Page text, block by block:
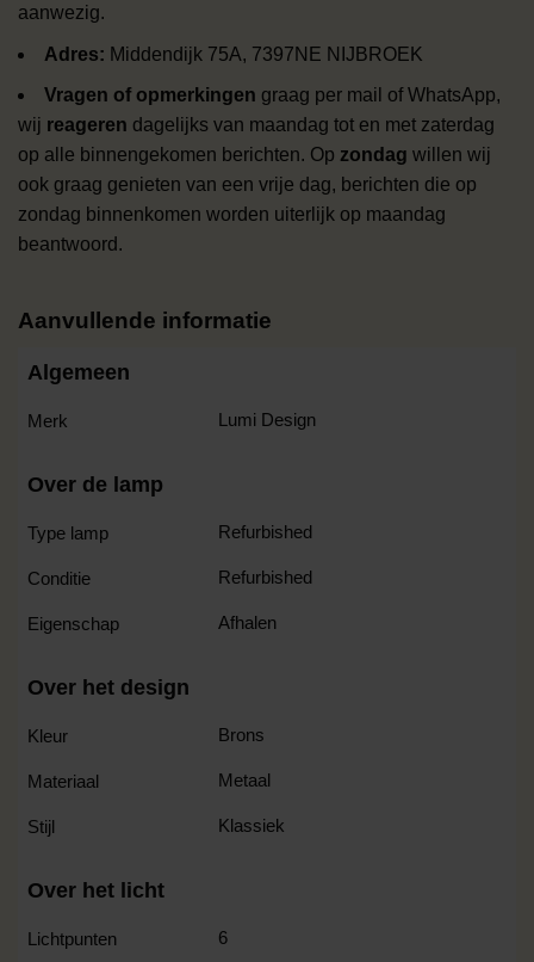
aanwezig.
Adres: Middendijk 75A, 7397NE NIJBROEK
Vragen of opmerkingen graag per mail of WhatsApp,
wij reageren dagelijks van maandag tot en met zaterdag
op alle binnengekomen berichten. Op zondag willen wij
ook graag genieten van een vrije dag, berichten die op
zondag binnenkomen worden uiterlijk op maandag
beantwoord.
Aanvullende informatie
Algemeen
Merk Lumi Design
Over de lamp
Type lamp Refurbished
Conditie Refurbished
Eigenschap Afhalen
Over het design
Kleur Brons
Materiaal Metaal
Stijl Klassiek
Over het licht
Lichtpunten 6